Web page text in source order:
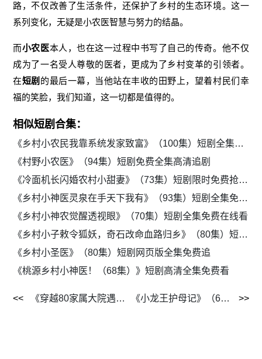
路，不仅改善了生活条件，还保护了乡村的生态环境。这一
系列变化，无疑是小农医智慧与努力的结晶。
而小农医本人，也在这一过程中书写了自己的传奇。他不仅
成为了一名受人尊敬的医者，更成为了乡村变革的引领者。
在短剧 的最后一幕，当他站在丰收的田野上，望着村民们幸
福的笑脸，我们知道，这一切都是值得的。
相似短剧合集：
《乡村小农民我靠系统发家致富》（100集）短剧全集免费流畅观看
《村野小农医》（94集）短剧免费全集高清追剧
《冷面机长闪婚农村小甜妻》（73集）短剧限时免费抢先看全集
《乡村小神医灵泉在手天下我有》（93集）短剧全集免费畅快观看
《乡村小神农觉醒透视眼》（70集）短剧全集免费在线看
《乡村小子敕令狐妖，奇石改命血路归乡》（80集）短剧全集免费畅享
《乡村小圣医》（80集）短剧网页版全集免费追
《桃源乡村小神医！（68集）》短剧高清全集免费看
《穿越80家属大院遇真爱》（60集）短剧全集资源免费大放送 《小龙王护母记》（60集）短剧全集免费高清播放